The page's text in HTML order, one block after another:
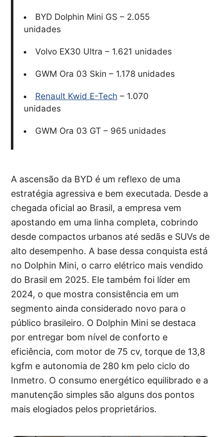
BYD Dolphin Mini GS – 2.055
unidades
Volvo EX30 Ultra – 1.621 unidades
GWM Ora 03 Skin – 1.178 unidades
Renault Kwid E-Tech – 1.070
unidades
GWM Ora 03 GT – 965 unidades
A ascensão da BYD é um reflexo de uma
estratégia agressiva e bem executada. Desde a
chegada oficial ao Brasil, a empresa vem
apostando em uma linha completa, cobrindo
desde compactos urbanos até sedãs e SUVs de
alto desempenho. A base dessa conquista está
no Dolphin Mini, o carro elétrico mais vendido
do Brasil em 2025. Ele também foi líder em
2024, o que mostra consistência em um
segmento ainda considerado novo para o
público brasileiro. O Dolphin Mini se destaca
por entregar bom nível de conforto e
eficiência, com motor de 75 cv, torque de 13,8
kgfm e autonomia de 280 km pelo ciclo do
Inmetro. O consumo energético equilibrado e a
manutenção simples são alguns dos pontos
mais elogiados pelos proprietários.